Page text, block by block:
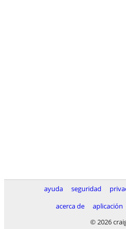
ayuda seguridad
acerca de
aplicación
© 2026